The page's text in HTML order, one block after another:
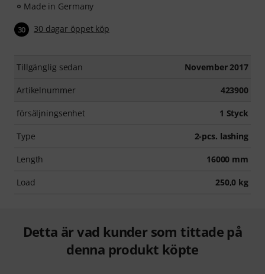
Made in Germany
30 30 dagar öppet köp
Tillgänglig sedan November 2017
Artikelnummer 423900
försäljningsenhet 1 Styck
Type 2-pcs. lashing
Length 16000 mm
Load 250,0 kg
Detta är vad kunder som tittade på
denna produkt köpte